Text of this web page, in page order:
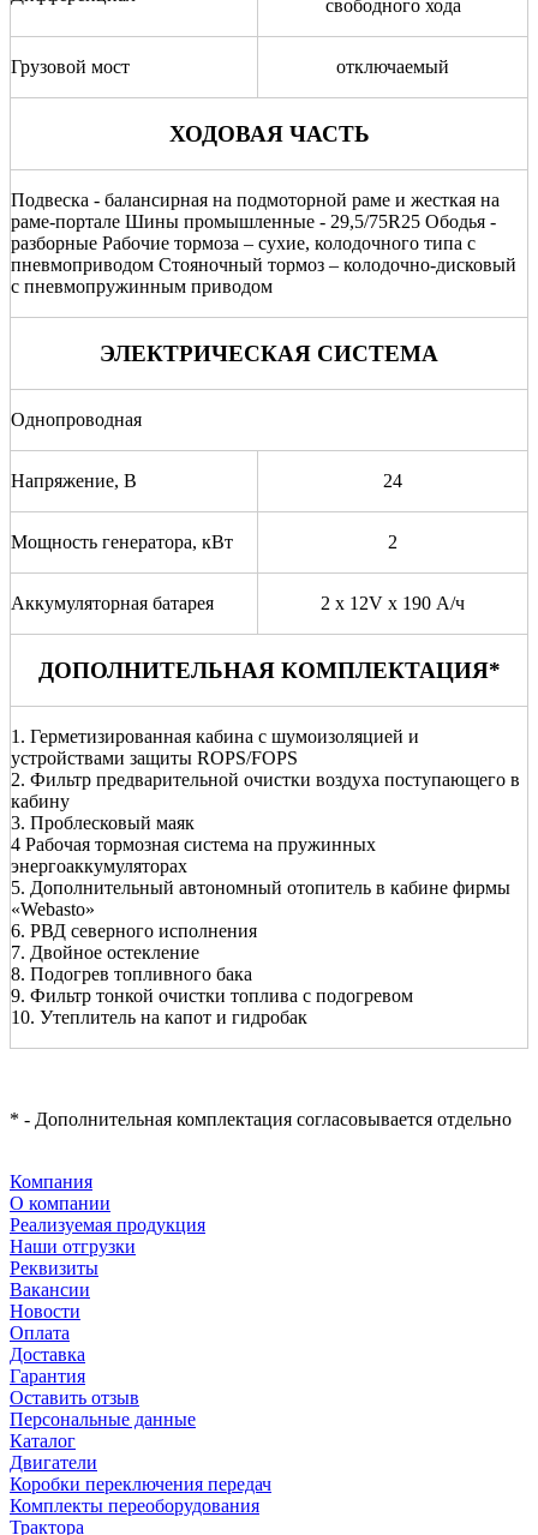
свободного хода
Грузовой мост отключаемый
ХОДОВАЯ ЧАСТЬ
Подвеска - балансирная на подмоторной раме и жесткая на
раме-портале Шины промышленные - 29,5/75R25 Ободья -
разборные Рабочие тормоза – сухие, колодочного типа с
пневмоприводом Стояночный тормоз – колодочно-дисковый
с пневмопружинным приводом
ЭЛЕКТРИЧЕСКАЯ СИСТЕМА
Однопроводная
Напряжение, В 24
Мощность генератора, кВт 2
Аккумуляторная батарея 2 х 12V x 190 А/ч
ДОПОЛНИТЕЛЬНАЯ КОМПЛЕКТАЦИЯ*
1. Герметизированная кабина с шумоизоляцией и
устройствами защиты ROPS/FOPS
2. Фильтр предварительной очистки воздуха поступающего в
кабину
3. Проблесковый маяк
4 Рабочая тормозная система на пружинных
энергоаккумуляторах
5. Дополнительный автономный отопитель в кабине фирмы
«Webasto»
6. РВД северного исполнения
7. Двойное остекление
8. Подогрев топливного бака
9. Фильтр тонкой очистки топлива с подогревом
10. Утеплитель на капот и гидробак
* - Дополнительная комплектация согласовывается отдельно
Компания
О компании
Реализуемая продукция
Наши отгрузки
Реквизиты
Вакансии
Новости
Оплата
Доставка
Гарантия
Оставить отзыв
Персональные данные
Каталог
Двигатели
Коробки переключения передач
Комплекты переоборудования
Трактора